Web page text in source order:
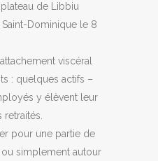
de Libbiu
Dominique le 8
viscéral
: quelques actifs –
y élèvent leur
pour une partie de
simplement autour